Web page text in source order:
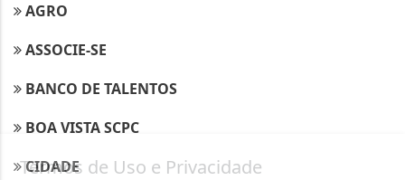
AGRO
ASSOCIE-SE
BANCO DE TALENTOS
BOA VISTA SCPC
CIDADE
Termos de Uso e Privacidade